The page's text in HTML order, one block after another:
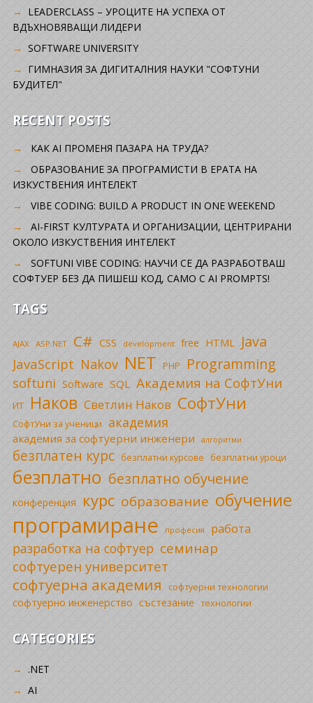
LEADERCLASS – УРОЦИТЕ НА УСПЕХА ОТ
ВДЪХНОВЯВАЩИ ЛИДЕРИ
SOFTWARE UNIVERSITY
ГИМНАЗИЯ ЗА ДИГИТАЛНИЯ НАУКИ "СОФТУНИ
БУДИТЕЛ"
RECENT POSTS
КАК AI ПРОМЕНЯ ПАЗАРА НА ТРУДА?
ОБРАЗОВАНИЕ ЗА ПРОГРАМИСТИ В ЕРАТА НА
ИЗКУСТВЕНИЯ ИНТЕЛЕКТ
VIBE CODING: BUILD A PRODUCT IN ONE WEEKEND
AI-FIRST КУЛТУРАТА И ОРГАНИЗАЦИИ, ЦЕНТРИРАНИ
ОКОЛО ИЗКУСТВЕНИЯ ИНТЕЛЕКТ
SOFTUNI VIBE CODING: НАУЧИ СЕ ДА РАЗРАБОТВАШ
СОФТУЕР БЕЗ ДА ПИШЕШ КОД, САМО С AI PROMPTS!
TAGS
AJAX ASP.NET C# CSS development free HTML Java
JavaScript Nakov NET PHP Programming
softuni Software SQL Академия на СофтУни
ИТ Наков Светлин Наков СофтУни
СофтУни за ученици академия
академия за софтуерни инженери алгоритми
безплатен курс безплатни курсове безплатни уроци
безплатно безплатно обучение
конференция курс образование обучение
програмиране професия работа
разработка на софтуер семинар
софтуерен университет
софтуерна академия софтуерни технологии
софтуерно инженерство състезание технологии
CATEGORIES
.NET
AI